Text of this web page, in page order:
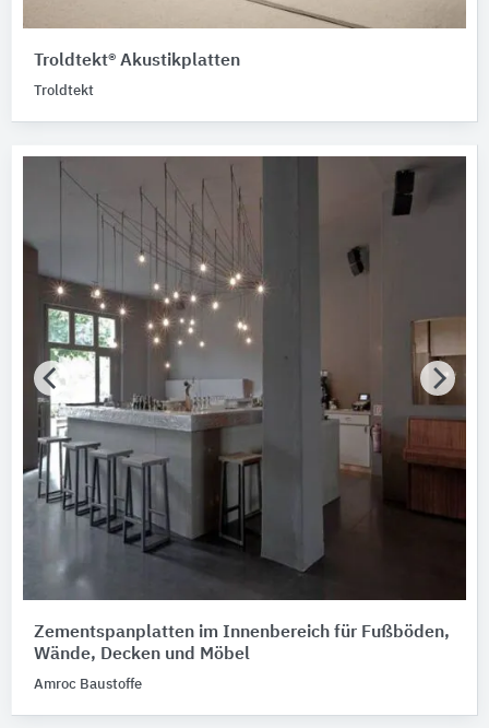
Troldtekt® Akustikplatten
Troldtekt
Zementspanplatten im Innenbereich für Fußböden,
Wände, Decken und Möbel
Amroc Baustoffe